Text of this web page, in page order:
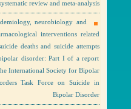
review and meta-analysis
neurobiology and
interventions related
deaths and suicide attempts
disorder: Part I of a report
International Society for Bipolar
Task Force on Suicide in
Bipolar Disorder